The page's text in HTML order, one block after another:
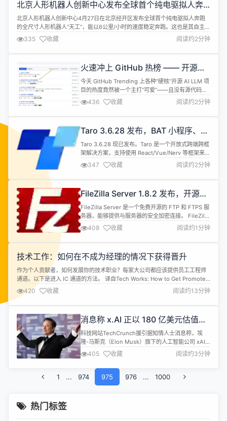
利。 目前，1Panel应用商店已经上架了...
北京人形机器人创新中心发布全球首
个纯电驱拟人奔跑的全尺寸人形机器
人“天工”
北京人形机器人创新中心4月27日在北京经开区发布
全球首个纯电驱拟人奔跑的全尺寸人形机器人“天
工”，能以6公里/小时的速度稳定奔跑。这也是其自
用。 “天工”身高163厘米，轻量化体重达43千克；机
操作算力、高精度的惯性测量单元（IMU）和3D视觉
传感器，并已解决基本运动...
阅读约2分钟
火速冲上 GitHub 热榜 —— 开源编
程语言、框架哪有这么可爱？
今天 GitHub Trending 上各种“硬核”开源 AI LLM 项
目的热度竟然被一个主打“可爱”——且没有源代码的
仓库远远超过。 仓库名称为"ServiceLogos"，存放
了大量开源编程语言、框架的 Logo —— 由仓库作者
重新绘制，画风是这样的： 和平时看到的许多字体严
愉悦感的配色、轻快的字体...
436 收藏 阅读约2分钟
Taro 3.6.28 发布，BAT 小程序、
H5 与 RN 端统一框架
Taro 3.6.28 现已发布。Taro 是一个开放式跨端跨框
架解决方案，支持使用 React/Vue/Nerv 等框架来开
发微信 / 京东 / 百度 / 支付宝 / 字节跳动 / QQ 小程
序 / H5 等应用。 此版本具体更新内容如下： 小程序
为京东小程序的 Textarea 组件增加了 disable-
347 收藏 阅读约2分钟
FileZilla Server 1.8.2 发布，开源
FTP 服务器
FileZilla Server 是一个免费开源的 FTP 和 FTPS 服
务器，能够提供与服务器的安全加密连接。 FileZilla
Server 1.8.2 正式发布，更新内容如下： 已修复漏
洞： FileZilla Server 服务器现在要求配置目录的所
有者要么是服务器运行的操作系统用户账户，要么是
408 收藏 阅读约1分钟
技术工作：如何在不成为经理的情况下获得晋升
作为个人贡献者，如何发展你的技术职业？每家大公司都应该提供员工工程师
通道。以下是进入 IC 通道的方法。 译自Tech Works: How to Get Promoted
without Becoming a Manager，作者 Jennifer Riggins。 每月专栏由长期
为 The New Stack 供稿的撰稿人Jennifer Riggins...
420 收藏 阅读约13分钟
消息称 x.AI 正以 180 亿美元估值融
资 60 亿美元
科技网站TechCrunch援引据知情人士消息称，埃
隆-马斯克（Elon Musk）旗下的人工智能公司 xAI
正在以 180 亿美元的投前估值融资 60 亿美元。除非
交易条款发生变化，否则这笔交易有望在未来几周内
完成，投资者将获得公司四分之一的股份。 在此之
前，交易条款已经变更过一次。上周末，马斯克家族
办公室负责人 Jared Birchall 曾向潜在投...
405 收藏 阅读约3分钟
1 ... 974 975 976 ... 1000
热门标签